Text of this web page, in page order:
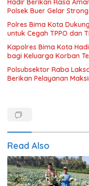
Hadir Berikan Rasa
Polsek Buer Gelar
Polres Bima Kota
untuk Cegah TPPO dan
Kapolres Bima Kota
bagi Keluarga Korban
Polsubsektor Raba
Berikan Pelayanan
Read Also